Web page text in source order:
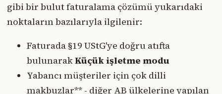
gibi bir bulut faturalama çözümü yukarıdaki
noktaların bazılarıyla ilgilenir:
Faturada §19 UStG'ye doğru atıfta
bulunarakKüçük işletme modu
Yabancı müşteriler için çok dilli
makbuzlar** - diğer AB ülkelerine yapılan